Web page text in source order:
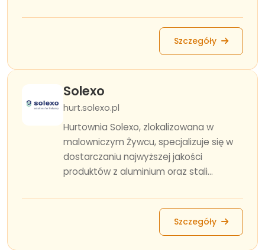
Szczegóły
Solexo
hurt.solexo.pl
Hurtownia Solexo, zlokalizowana w
malowniczym Żywcu, specjalizuje się w
dostarczaniu najwyższej jakości
produktów z aluminium oraz stali...
Szczegóły